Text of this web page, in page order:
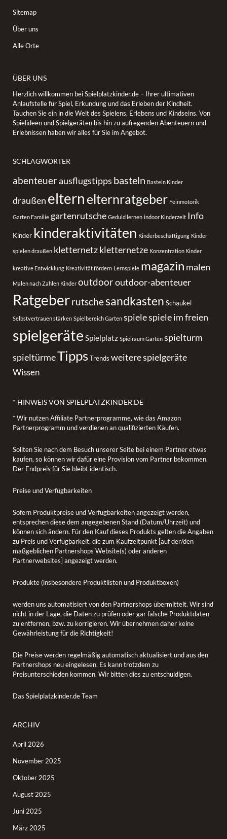
Sitemap
Über uns
Alle Orte
ÜBER UNS
Herzlich willkommen bei Spielplatzkinder.de – Ihrer ultimativen
Anlaufstelle für Spiel, Erkundung und das Erleben der Kindheit.
Tauchen Sie ein in die Welt des Spielens, Erlebens und Kindseins. Von
Spielideen und Spielgeräten bis hin zu aufregenden Abenteuern und
Erlebnissen haben wir alles für Sie im Angebot.
SCHLAGWÖRTER
abenteuerausflugstipps basteln Basteln Kinder
draußen eltern elternratgeber Feinmotorik
Garten Familie gartenrutsche Geduld lernen indoor Kinderzelt Info
Kinder kinderaktivitäten Kinderbeschäftigung Kinder
spielen draußen kletternetzkletternetze Konzentration Kinder
kreative Entwicklung Kreativität fördern Lernspiele magazin malen
Malen nach Zahlen Kinder outdooroutdoor-abenteuer
Ratgeberrutschesandkasten Schaukel
Selbstvertrauen stärken Spielbereich Garten spielespiele im freien
spielgeräte Spielplatz Spielraum Garten spielturm
spieltürmeTippsTrends weitere spielgeräte
Wissen
* HINWEIS VON SPIELPLATZKINDER.DE
* Wir nutzen Affiliate Partnerprogramme, wie das Amazon
Partnerprogramm und verdienen an qualifizierten Käufen.
Sollten Sie nach dem Besuch unserer Seite bei einem Partner etwas
kaufen, so können wir dafür eine Provision vom Partner bekommen.
Der Endpreis für Sie bleibt identisch.
Preise und Verfügbarkeiten
Sofern Produktpreise und Verfügbarkeiten angezeigt werden,
entsprechen diese dem angegebenen Stand (Datum/Uhrzeit) und
können sich ändern. Für den Kauf dieses Produkts gelten die Angaben
zu Preis und Verfügbarkeit, die zum Kaufzeitpunkt [auf der/den
maßgeblichen Partnershops Website(s) oder anderen
Partnerwebsites] angezeigt werden.
Produkte (insbesondere Produktlisten und Produktboxen)
werden uns automatisiert von den Partnershops übermittelt. Wir sind
nicht in der Lage, die Daten zu prüfen oder gar falsche Produktdaten
zu entfernen, bzw. zu korrigieren. Wir übernehmen daher keine
Gewährleistung für die Richtigkeit!
Die Preise werden regelmäßig automatisch aktualisiert und aus den
Partnershops neu eingelesen. Es kann trotzdem zu
Preisunterschieden kommen. Wir bitten dies zu entschuldigen.
Das Spielplatzkinder.de Team
ARCHIV
April 2026
November 2025
Oktober 2025
August 2025
Juni 2025
März 2025